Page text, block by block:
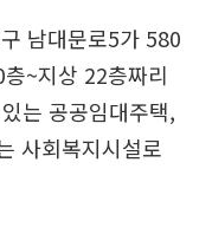
남대문로5가 580
~지상 22층짜리
는 공공임대주택,
사회복지시설로